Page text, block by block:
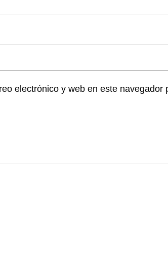
electrónico y web en este navegador